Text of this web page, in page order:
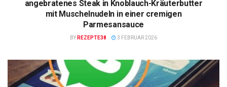
angebratenes Steak in Knoblauch-Kräuterbutter
mit Muschelnudeln in einer cremigen
Parmesansauce
BY REZEPTE38 3 FEBRUAR 2026